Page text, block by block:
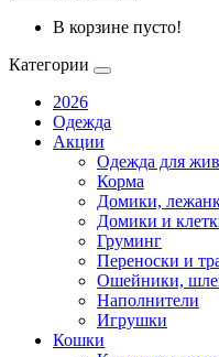
В корзине пусто!
Категории
2026
Одежда
Акции
Одежда для
Корма
Домики,
Домики и
Груминг
Переноски и
Ошейники,
Наполнители
Игрушки
Кошки